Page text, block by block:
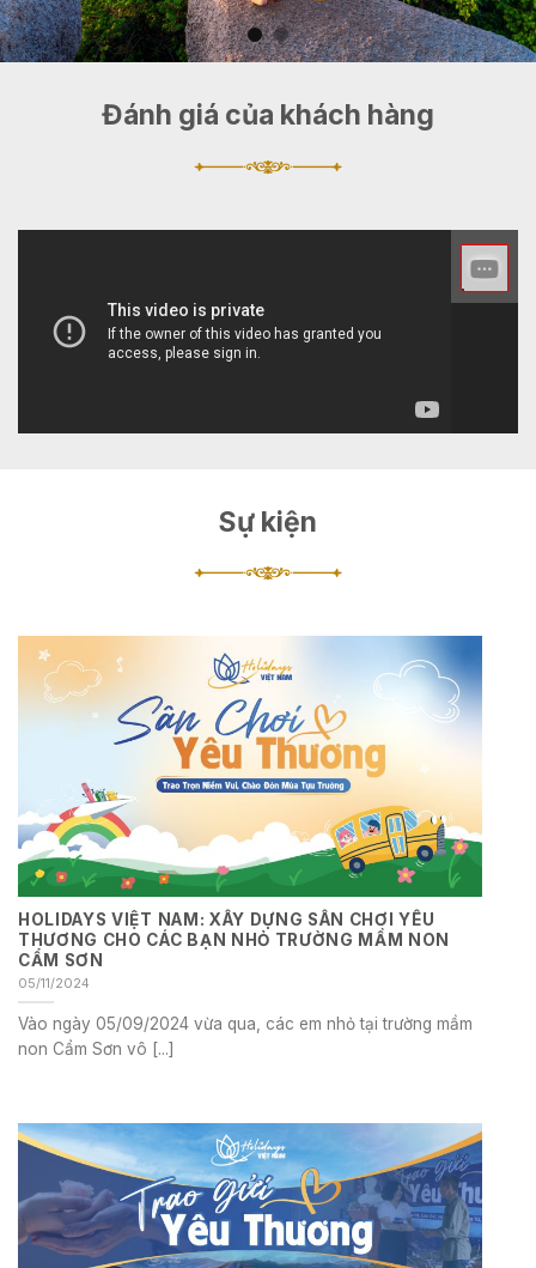
Đánh giá của khách hàng
Sự kiện
HOLIDAYS VIỆT NAM: XÂY DỰNG SÂN CHƠI YÊU
THƯƠNG CHO CÁC BẠN NHỎ TRƯỜNG MẦM NON
CẨM SƠN
05/11/2024
Vào ngày 05/09/2024 vừa qua, các em nhỏ tại trường mầm
non Cẩm Sơn vô [...]